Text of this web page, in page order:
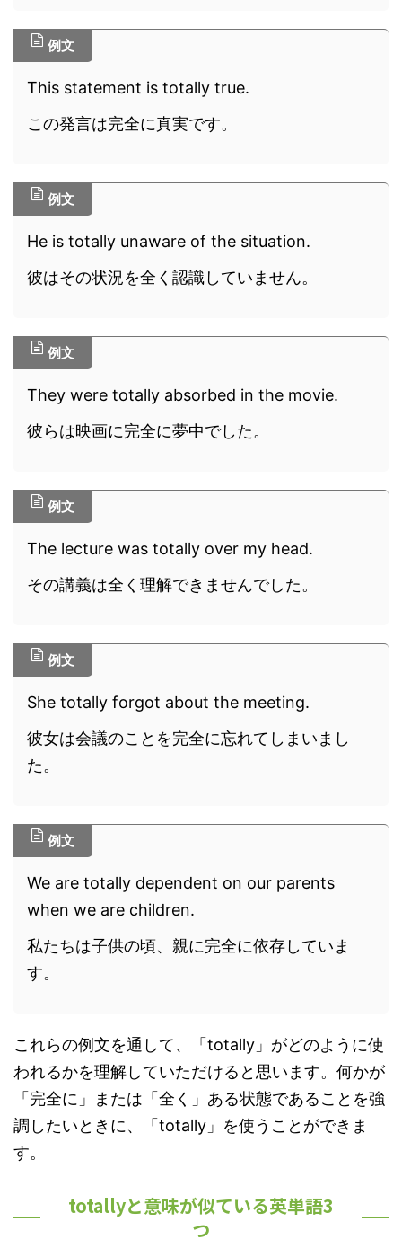
例文
This statement is totally true.
この発言は完全に真実です。
例文
He is totally unaware of the situation.
彼はその状況を全く認識していません。
例文
They were totally absorbed in the movie.
彼らは映画に完全に夢中でした。
例文
The lecture was totally over my head.
その講義は全く理解できませんでした。
例文
She totally forgot about the meeting.
彼女は会議のことを完全に忘れてしまいまし
た。
例文
We are totally dependent on our parents
when we are children.
私たちは子供の頃、親に完全に依存していま
す。
これらの例文を通して、「totally」がどのように使
われるかを理解していただけると思います。何かが
「完全に」または「全く」ある状態であることを強
調したいときに、「totally」を使うことができま
す。
totallyと意味が似ている英単語3
つ